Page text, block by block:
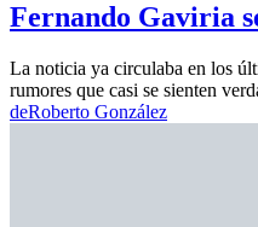
Fernando Gaviria
La noticia ya circulaba en los
rumores que casi se sienten
deRoberto González